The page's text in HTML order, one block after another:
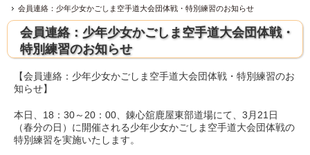
会員連絡：少年少女かごしま空手道大会団体戦・特別練習のお知らせ
会員連絡：少年少女かごしま空手道大会団体戦・
特別練習のお知らせ
【会員連絡：少年少女かごしま空手道大会団体戦・特別練習のお
知らせ】
本日、18：30～20：00、錬心舘鹿屋東部道場にて、3月21日
（春分の日）に開催される少年少女かごしま空手道大会団体戦の
特別練習を実施いたします。